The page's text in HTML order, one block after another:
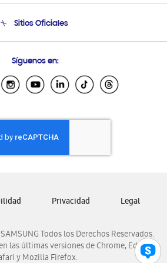
Soporte vía eMail
Sitios Oficiales
Samsung Ecuador
El Salvador
Honduras
Nicaragua
Samsung Panamá
Venezuela
Síguenos en:
Todos los Derechos Reservados.
las últimas versiones de Chrome, Edge,
y Mozilla Firefox.
Privacidad Legal